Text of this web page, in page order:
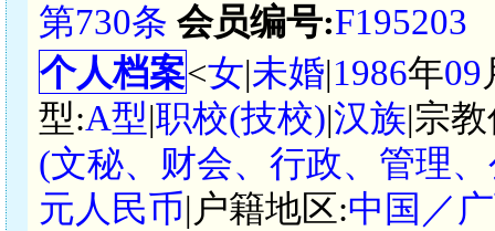
第730条 会员编号:F195203
个人档案<女|未婚|1986年09
型:A型|职校(技校)|汉族|宗
(文秘、财会、行政、管理
元人民币|户籍地区:中国／